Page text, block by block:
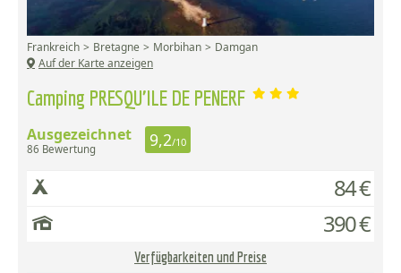
Camping PRESQU'ILE DE PENERF
Frankreich Bretagne Morbihan
Damgan
Auf der Karte anzeigen
Ausgezeichnet
86 Bewertung 9,2/10
84 €
390 €
Verfügbarkeiten und Preise